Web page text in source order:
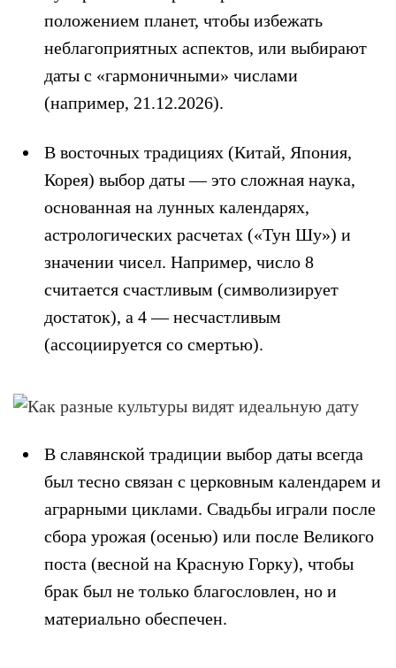
положением планет, чтобы избежать
неблагоприятных аспектов, или выбирают
даты с «гармоничными» числами
(например, 21.12.2026).
В восточных традициях (Китай, Япония,
Корея) выбор даты — это сложная наука,
основанная на лунных календарях,
астрологических расчетах («Тун Шу») и
значении чисел. Например, число 8
считается счастливым (символизирует
достаток), а 4 — несчастливым
(ассоциируется со смертью).
В славянской традиции выбор даты всегда
был тесно связан с церковным календарем и
аграрными циклами. Свадьбы играли после
сбора урожая (осенью) или после Великого
поста (весной на Красную Горку), чтобы
брак был не только благословлен, но и
материально обеспечен.